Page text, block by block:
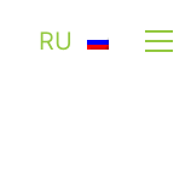
RU